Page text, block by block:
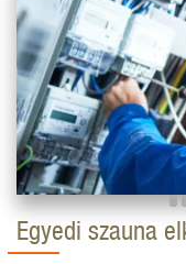
Egyedi szauna